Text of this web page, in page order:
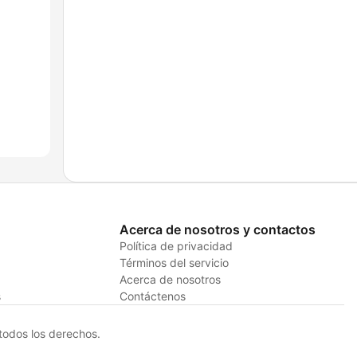
Acerca de nosotros y contactos
Política de privacidad
Términos del servicio
Acerca de nosotros
Contáctenos
los derechos.